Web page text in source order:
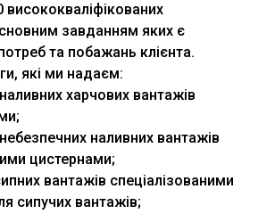
висококваліфікованих
завданням яких є
та побажань клієнта.
які ми надаєм:
харчових вантажів
наливних вантажів
цистернами;
вантажів спеціалізованими
сипучих вантажів;